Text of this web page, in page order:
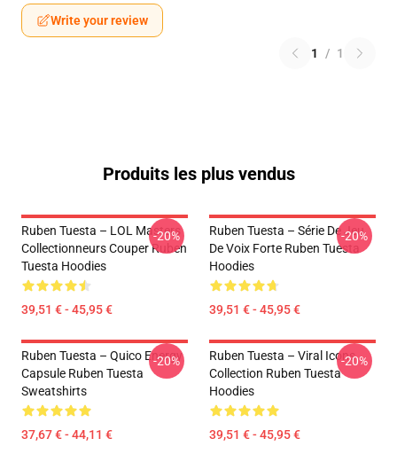
Write your review
1 / 1
Produits les plus vendus
Ruben Tuesta – LOL Masters
Collectionneurs Couper Ruben
Tuesta Hoodies
39,51 € - 45,95 €
-20%
Ruben Tuesta – Série De Jeu
De Voix Forte Ruben Tuesta
Hoodies
39,51 € - 45,95 €
-20%
Ruben Tuesta – Quico Energy
Capsule Ruben Tuesta
Sweatshirts
37,67 € - 44,11 €
-20%
Ruben Tuesta – Viral Icons
Collection Ruben Tuesta
Hoodies
39,51 € - 45,95 €
-20%